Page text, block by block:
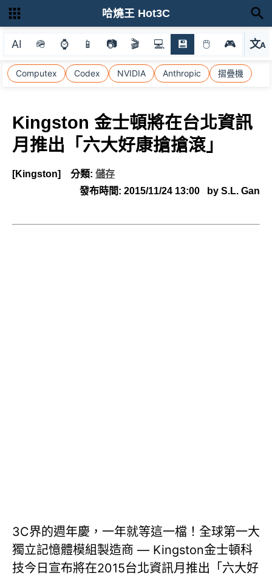
AI 🪖 ⌚ 📱 📷 🎬 💻 💾 🖱 🎮 文A
選
Computex Codex NVIDIA Anthropic 摺疊機
哈燒王 Hot3C
Kingston 金士頓將在台北資訊
月推出「六大好康搶搶滾」
[Kingston] 分類: 儲存
發布時間: 2015/11/24 13:00 by S.L. Gan
3C界的週年慶，一年就等這一檔！全球第一大
獨立記憶體模組製造商 — Kingston金士頓科
技今日宣布將在2015台北資訊月推出「六大好